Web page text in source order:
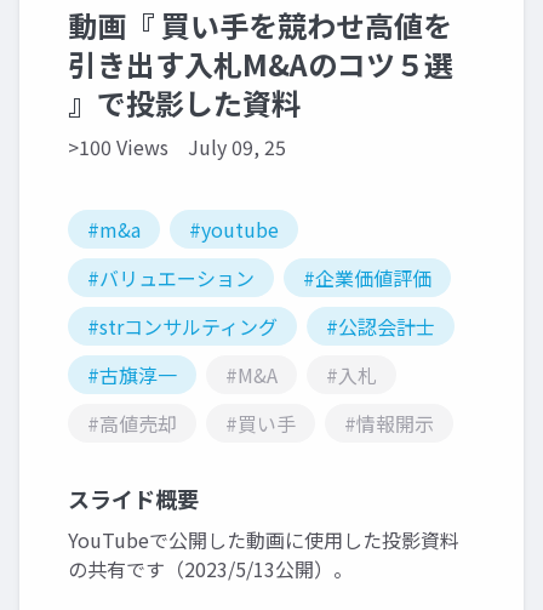
動画『 買い手を競わせ高値を
引き出す入札M&Aのコツ５選
』で投影した資料
>100 Views July 09, 25
#m&a
#youtube
#バリュエーション
#企業価値評価
#strコンサルティング
#公認会計士
#古旗淳一
#M&A
#入札
#高値売却
#買い手 #情報開示
スライド概要
YouTubeで公開した動画に使用した投影資料
の共有です（2023/5/13公開）。